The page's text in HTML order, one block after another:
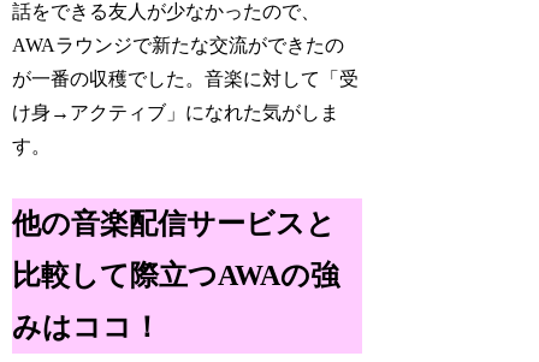
話をできる友人が少なかったので、
AWAラウンジで新たな交流ができたの
が一番の収穫でした。音楽に対して「受
け身→アクティブ」になれた気がしま
す。
他の音楽配信サービスと
比較して際立つAWAの強
みはココ！